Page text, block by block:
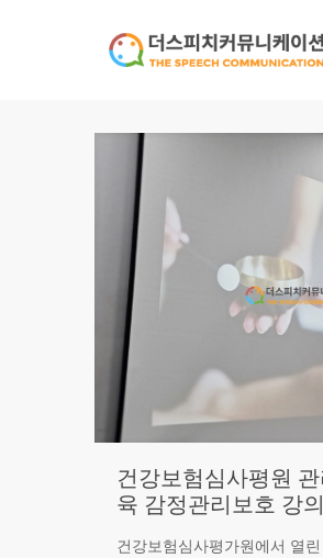
건강보험심사평원
육 감정관리보호 강
건강보험심사평가원에서 열